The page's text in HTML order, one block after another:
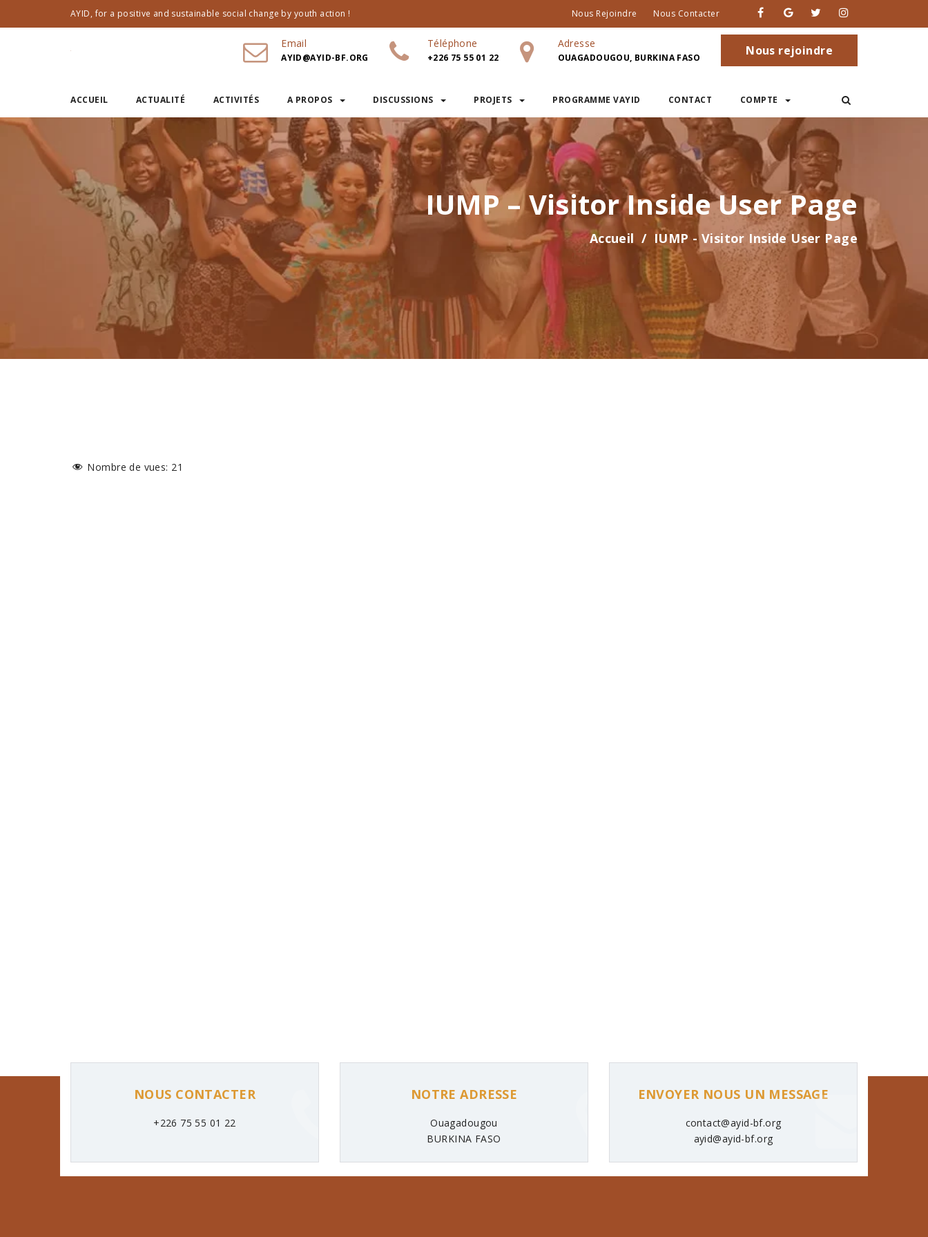
AYID, for a positive and sustainable social change by youth action ! Nous Rejoindre Nous Contacter
Email
AYID@AYID-BF.ORG
Téléphone
+226 75 55 01 22
Adresse
OUAGADOUGOU, BURKINA FASO Nous rejoindre
ACCUEIL ACTUALITÉ ACTIVITÉS A PROPOS DISCUSSIONS PROJETS PROGRAMME VAYID CONTACT COMPTE
IUMP – Visitor Inside User Page
Accueil IUMP - Visitor Inside User Page
Nombre de vues: 21
NOUS CONTACTER
+226 75 55 01 22
NOTRE ADRESSE
Ouagadougou
BURKINA FASO
ENVOYER NOUS UN MESSAGE
contact@ayid-bf.org
ayid@ayid-bf.org